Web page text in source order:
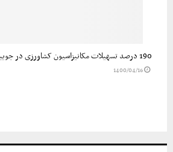
190 درصد تسهیلات مکانیزاسیون کشاورزی در جویبار جذب شد
1400/04/16